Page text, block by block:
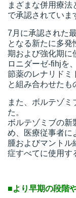
まざまな併用療
で承認されていま
7月に承認された
となる新たに多発
期および強化期に
ロニダーゼ-fihjを
節薬のレナリドミ
と組み合わせたも
また、ボルテゾミ
た。
ボルテゾミブの新
め、医療従事者に
腫およびマントル
症すべてに使用す
■より早期の段階